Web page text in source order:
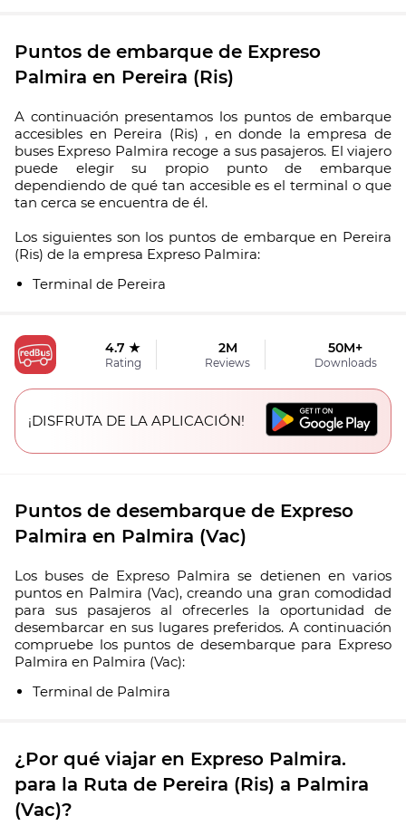
Puntos de embarque de Expreso
Palmira en Pereira (Ris)
A continuación presentamos los puntos de embarque
accesibles en Pereira (Ris) , en donde la empresa de
buses Expreso Palmira recoge a sus pasajeros. El viajero
puede elegir su propio punto de embarque
dependiendo de qué tan accesible es el terminal o que
tan cerca se encuentra de él.
Los siguientes son los puntos de embarque en Pereira
(Ris) de la empresa Expreso Palmira:
Terminal de Pereira
4.7 ★
Rating
2M
Reviews
50M+
Downloads
¡DISFRUTA DE LA APLICACIÓN!
Puntos de desembarque de Expreso
Palmira en Palmira (Vac)
Los buses de Expreso Palmira se detienen en varios
puntos en Palmira (Vac), creando una gran comodidad
para sus pasajeros al ofrecerles la oportunidad de
desembarcar en sus lugares preferidos. A continuación
compruebe los puntos de desembarque para Expreso
Palmira en Palmira (Vac):
Terminal de Palmira
¿Por qué viajar en Expreso Palmira.
para la Ruta de Pereira (Ris) a Palmira
(Vac)?